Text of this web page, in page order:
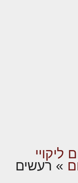
ליקויי
» רעשים